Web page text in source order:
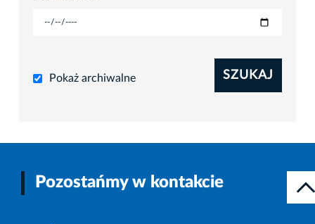
Pokaż archiwalne SZUKAJ
Pozostańmy w kontakcie